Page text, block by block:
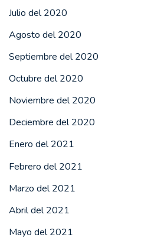
Julio del 2020
Agosto del 2020
Septiembre del 2020
Octubre del 2020
Noviembre del 2020
Deciembre del 2020
Enero del 2021
Febrero del 2021
Marzo del 2021
Abril del 2021
Mayo del 2021